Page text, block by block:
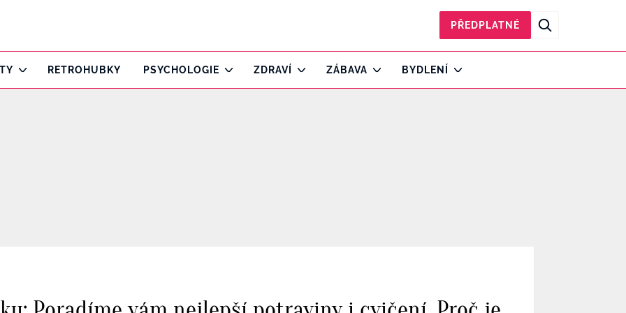
PŘEDPLATNÉ
RETROHUBKY PSYCHOLOGIE ZDRAVÍ ZÁBAVA BYDLENÍ